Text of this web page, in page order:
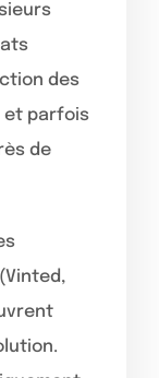
des
et parfois
de